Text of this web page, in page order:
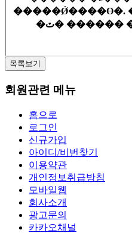
목록보기
회원관련 메뉴
홈으로
로그인
신규가입
아이디/비번찾기
이용약관
개인정보취급방침
모바일웹
회사소개
광고문의
카카오채널